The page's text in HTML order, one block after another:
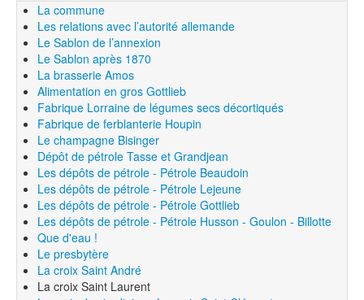
La commune
Les relations avec l’autorité allemande
Le Sablon de l’annexion
Le Sablon après 1870
La brasserie Amos
Alimentation en gros Gottlieb
Fabrique Lorraine de légumes secs décortiqués
Fabrique de ferblanterie Houpin
Le champagne Bisinger
Dépôt de pétrole Tasse et Grandjean
Les dépôts de pétrole - Pétrole Beaudoin
Les dépôts de pétrole - Pétrole Lejeune
Les dépôts de pétrole - Pétrole Gottlieb
Les dépôts de pétrole - Pétrole Husson - Goulon - Billotte
Que d'eau !
Le presbytère
La croix Saint André
La croix Saint Laurent